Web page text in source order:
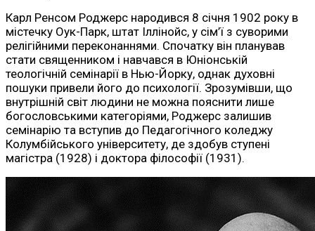
Карл Ренсом Роджерс народився 8 січня 1902 року в
містечку Оук-Парк, штат Іллінойс, у сім’ї з суворими
релігійними переконаннями. Спочатку він планував
стати священником і навчався в Юніонській
теологічній семінарії в Нью-Йорку, однак духовні
пошуки привели його до психології. Зрозумівши, що
внутрішній світ людини не можна пояснити лише
богословськими категоріями, Роджерс залишив
семінарію та вступив до Педагогічного коледжу
Колумбійського університету, де здобув ступені
магістра (1928) і доктора філософії (1931).